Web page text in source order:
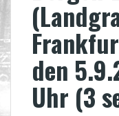
den
Uhr (3